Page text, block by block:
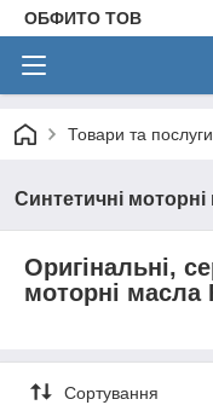
ОБФИТО ТОВ
Товари та послуги
Синтетичні
Оригінальні,
моторні
Сортування